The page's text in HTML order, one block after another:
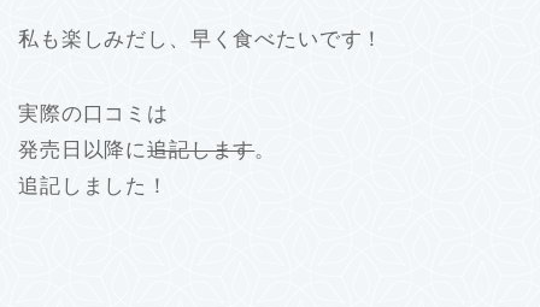
私も楽しみだし、早く食べたいです！
実際の口コミは
発売日以降に追記します。
追記しました！